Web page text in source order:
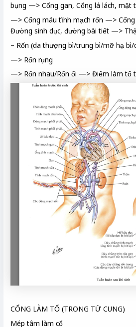
bụng —> Cổng gan, Cổng lá lách,
—> Cổng máu tĩnh mạch rốn —>
Đường sinh dục, đường bài tiết —>
– Rốn (da thượng bì/trung bì/mỡ hạ
—> Rốn rụng
—> Rốn nhau/Rốn ối —> Điểm làm tổ
CỔNG LÀM TỔ (TRONG TỬ CUNG)
Mép tâm làm cổ